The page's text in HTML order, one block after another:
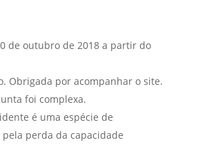
de outubro de 2018 a partir do
Obrigada por acompanhar o site.
foi complexa.
é uma espécie de
perda da capacidade